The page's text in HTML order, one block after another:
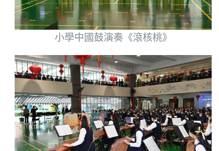
小學中國鼓演奏《滾核桃》